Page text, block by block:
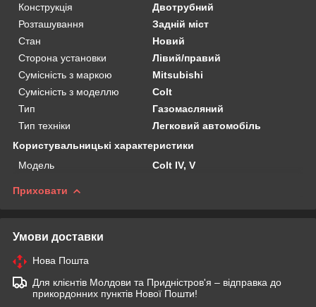
Конструкція
Двотрубний
Розташування
Задній міст
Стан
Новий
Сторона установки
Лівий/правий
Сумісність з маркою
Mitsubishi
Сумісність з моделлю
Colt
Тип
Газомасляний
Тип техніки
Легковий автомобіль
Користувальницькі характеристики
Мoдель
Colt IV, V
Приховати
Умови доставки
Нова Пошта
Для клієнтів Молдови та Придністров'я – відправка до
прикордонних пунктів Нової Пошти!